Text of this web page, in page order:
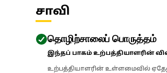
சாவி
தொழிற்சாலைப் பொருத்தம்
இந்தப் பாகம் உற்பத்தியாளரின்
உற்பத்தியாளரின் உள்ளமைவில்